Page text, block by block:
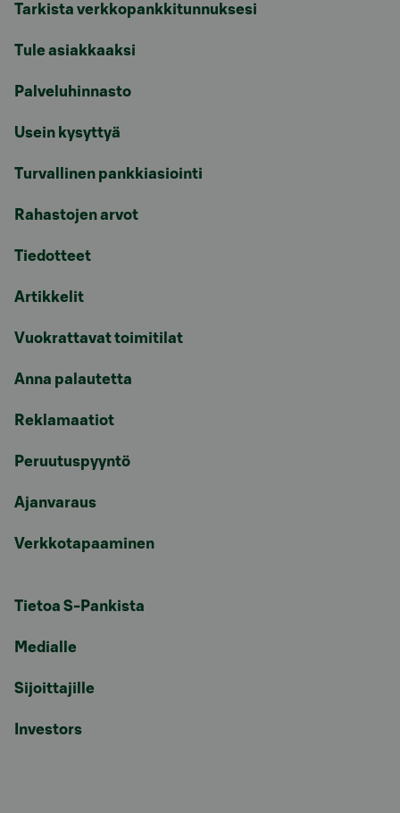
Tarkista verkkopankkitunnuksesi
Tule asiakkaaksi
Palveluhinnasto
Usein kysyttyä
Turvallinen pankkiasiointi
Rahastojen arvot
Tiedotteet
Artikkelit
Vuokrattavat toimitilat
Anna palautetta
Reklamaatiot
Peruutuspyyntö
Ajanvaraus
Verkkotapaaminen
Tietoa S-Pankista
Medialle
Sijoittajille
Investors